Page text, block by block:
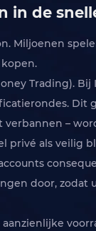
in de
Miljoenen
Trading). Bij
Dit
–
privé als veilig
door, zodat